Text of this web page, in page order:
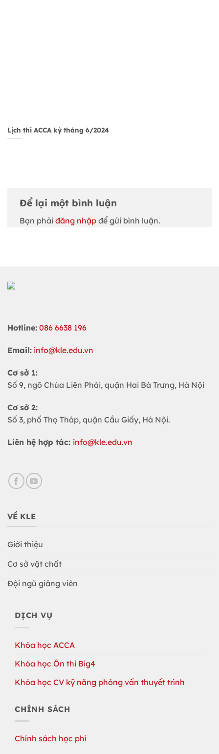
Lịch thi ACCA kỳ tháng 6/2024
Để lại một bình luận
Bạn phải đăng nhập để gửi bình luận.
Hotline: 086 6638 196
Email: info@kle.edu.vn
Cơ sở 1:
Số 9, ngõ Chùa Liên Phái, quận Hai Bà Trưng, Hà Nội
Cơ sở 2:
Số 3, phố Thọ Tháp, quận Cầu Giấy, Hà Nội.
Liên hệ hợp tác: info@kle.edu.vn
VỀ KLE
Giới thiệu
Cơ sở vật chất
Đội ngũ giảng viên
DỊCH VỤ
Khóa học ACCA
Khóa học Ôn thi Big4
Khóa học CV kỹ năng phỏng vấn thuyết trình
CHÍNH SÁCH
Chính sách học phí